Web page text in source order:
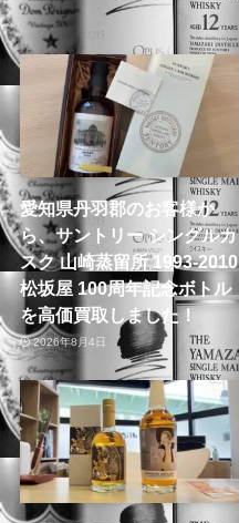
愛知県丹羽郡のお客様か
ら、サントリー シングルカ
スク 山崎蒸留所 1993-2010
松坂屋 100周年記念ボトル
を高価買取しました！
2026年8月4日